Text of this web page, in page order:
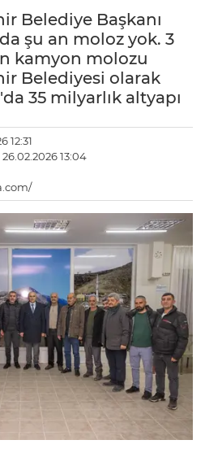
Belediye Başkanı
şu an moloz yok. 3
kamyon molozu
Belediyesi olarak
35 milyarlık altyapı
12:31
13:04